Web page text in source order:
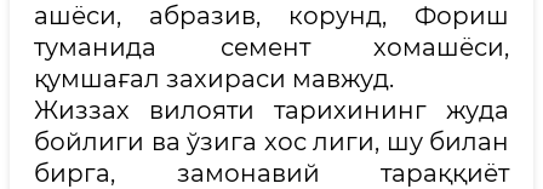
ашёси, абразив, корунд, Фориш
туманида семент хомашёси,
қумшағал захираси мавжуд.
Жиззах вилояти тарихининг жуда
бойлиги ва ўзига хос лиги, шу билан
бирга, замонавий тараққиёт